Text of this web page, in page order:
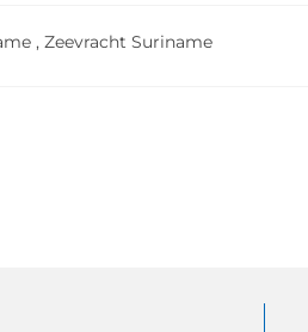
,Zeevracht Suriname